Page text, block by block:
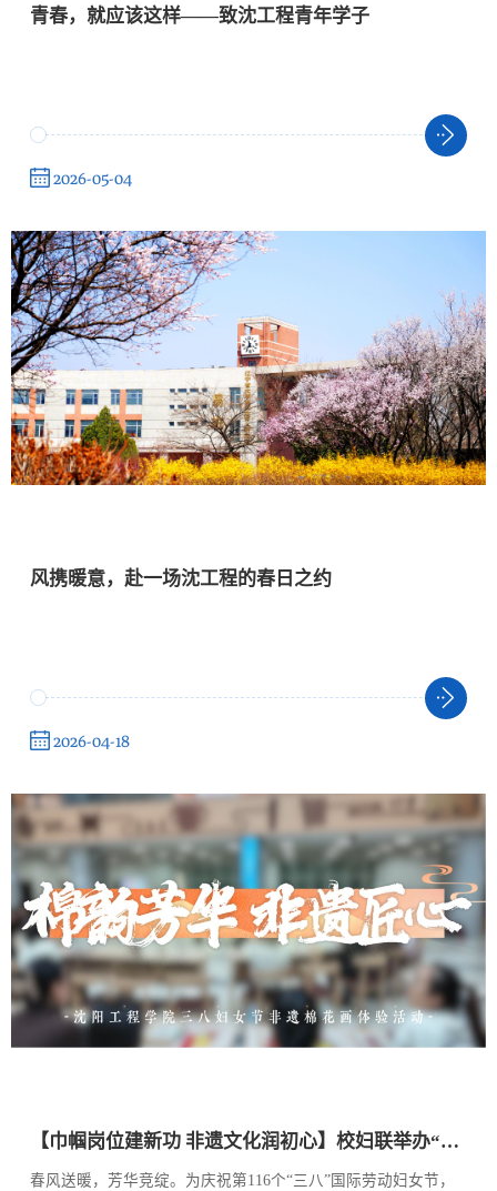
青春，就应该这样——致沈工程青年学子
2026-05-04
风携暖意，赴一场沈工程的春日之约
2026-04-18
【巾帼岗位建新功 非遗文化润初心】校妇联举办“三八”国际劳动妇女节主题活动
春风送暖，芳华竞绽。为庆祝第116个“三八”国际劳动妇女节，